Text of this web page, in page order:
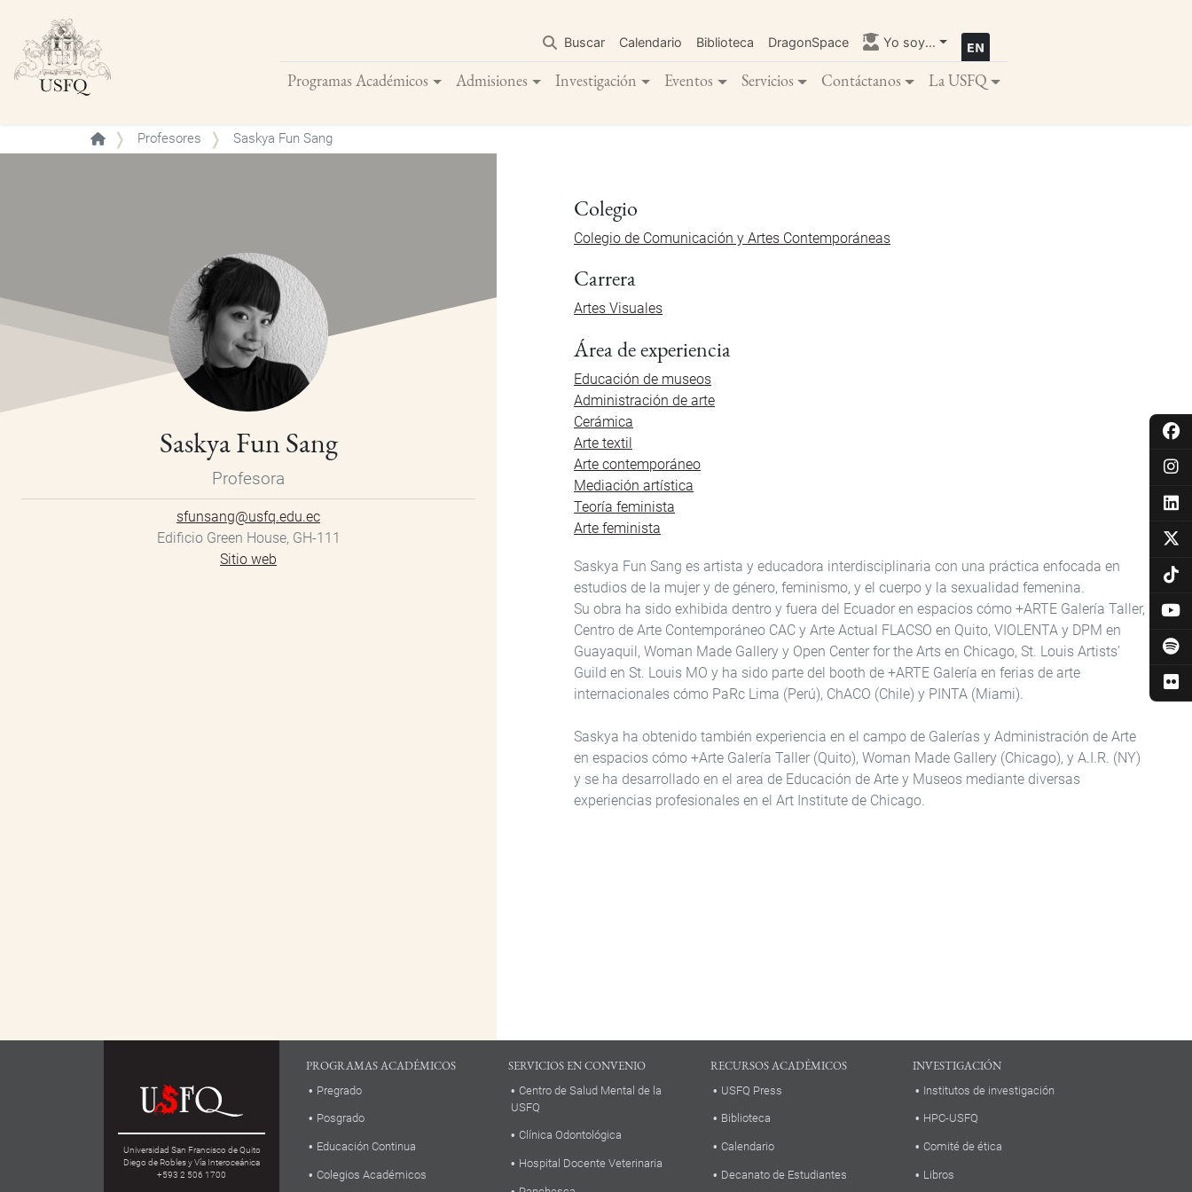
contenido
principal
Buscar Calendario Biblioteca DragonSpace Yo soy...
Programas Académicos Admisiones Investigación Eventos Servicios Contáctanos La USFQ
Buscar
Profesores Saskya Fun Sang
Saskya Fun Sang
Profesora
sfunsang@usfq.edu.ec
Edificio Green House, GH-111
Sitio web
Colegio
Colegio de Comunicación y Artes Contemporáneas
Carrera
Artes Visuales
Área de experiencia
Educación de museos
Administración de arte
Cerámica
Arte textil
Arte contemporáneo
Mediación artística
Teoría feminista
Arte feminista
Saskya Fun Sang es artista y educadora interdisciplinaria con una práctica enfocada en
estudios de la mujer y de género, feminismo, y el cuerpo y la sexualidad femenina.
Su obra ha sido exhibida dentro y fuera del Ecuador en espacios cómo +ARTE Galería Taller,
Centro de Arte Contemporáneo CAC y Arte Actual FLACSO en Quito, VIOLENTA y DPM en
Guayaquil, Woman Made Gallery y Open Center for the Arts en Chicago, St. Louis Artists’
Guild en St. Louis MO y ha sido parte del booth de +ARTE Galería en ferias de arte
internacionales cómo PaRc Lima (Perú), ChACO (Chile) y PINTA (Miami).
Saskya ha obtenido también experiencia en el campo de Galerías y Administración de Arte
en espacios cómo +Arte Galería Taller (Quito), Woman Made Gallery (Chicago), y A.I.R. (NY)
y se ha desarrollado en el area de Educación de Arte y Museos mediante diversas
experiencias profesionales en el Art Institute de Chicago.
Universidad San Francisco de Quito
Diego de Robles y Vía Interoceánica
+593 2 506 1700
PROGRAMAS ACADÉMICOS
Pregrado
Posgrado
Educación Continua
Colegios Académicos
SERVICIOS EN CONVENIO
Centro de Salud Mental de la
USFQ
Clínica Odontológica
Hospital Docente Veterinaria
RECURSOS ACADÉMICOS
USFQ Press
Biblioteca
Calendario
Decanato de Estudiantes
INVESTIGACIÓN
Institutos de investigación
HPC-USFQ
Comité de ética
Libros